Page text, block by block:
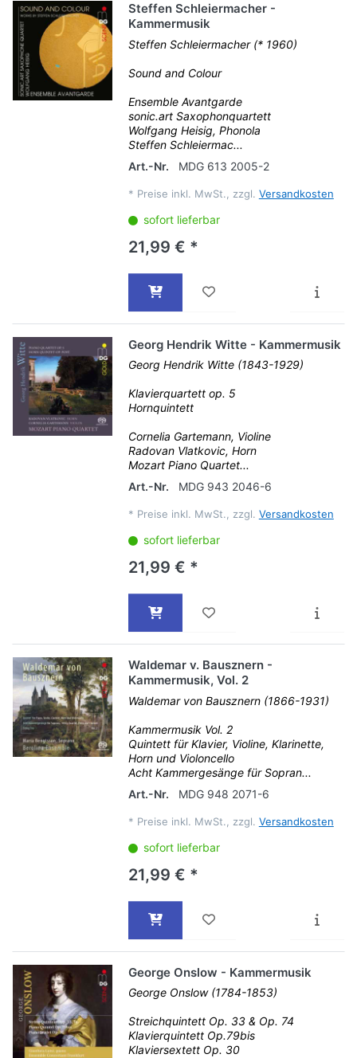
Steffen Schleiermacher -
Kammermusik
Steffen Schleiermacher (* 1960)
Sound and Colour
Ensemble Avantgarde
sonic.art Saxophonquartett
Wolfgang Heisig, Phonola
Steffen Schleiermac...
Art.-Nr.
MDG 613 2005-2
* Preise inkl. MwSt., zzgl. Versandkosten
sofort lieferbar
21,99 € *
Georg Hendrik Witte - Kammermusik
Georg Hendrik Witte (1843-1929)
Klavierquartett op. 5
Hornquintett
Cornelia Gartemann, Violine
Radovan Vlatkovic, Horn
Mozart Piano Quartet...
Art.-Nr.
MDG 943 2046-6
* Preise inkl. MwSt., zzgl. Versandkosten
sofort lieferbar
21,99 € *
Waldemar v. Bausznern -
Kammermusik, Vol. 2
Waldemar von Bausznern (1866-1931)
Kammermusik Vol. 2
Quintett für Klavier, Violine, Klarinette,
Horn und Violoncello
Acht Kammergesänge für Sopran...
Art.-Nr.
MDG 948 2071-6
* Preise inkl. MwSt., zzgl. Versandkosten
sofort lieferbar
21,99 € *
George Onslow - Kammermusik
George Onslow (1784-1853)
Streichquintett Op. 33 & Op. 74
Klavierquintett Op.79bis
Klaviersextett Op. 30